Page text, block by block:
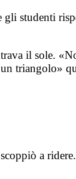
studenti
il sole.
triangolo»
a ridere.